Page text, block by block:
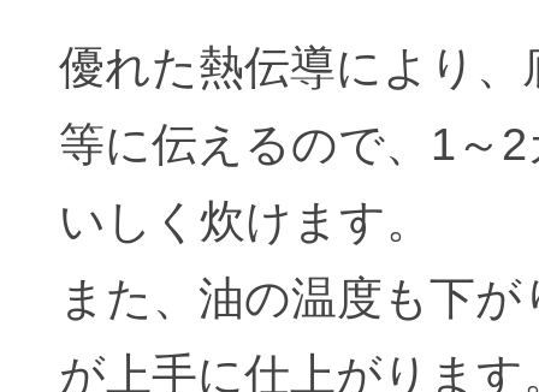
優れた熱伝導により
等に伝えるので、1～
いしく炊けます。
また、油の温度も下
が上手に仕上がります